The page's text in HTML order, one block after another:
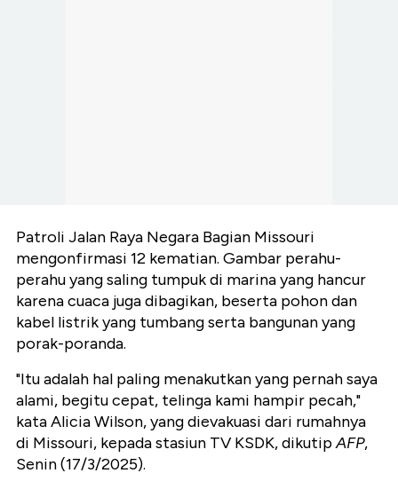
Patroli Jalan Raya Negara Bagian Missouri
mengonfirmasi 12 kematian. Gambar perahu-
perahu yang saling tumpuk di marina yang hancur
karena cuaca juga dibagikan, beserta pohon dan
kabel listrik yang tumbang serta bangunan yang
porak-poranda.
"Itu adalah hal paling menakutkan yang pernah saya
alami, begitu cepat, telinga kami hampir pecah,"
kata Alicia Wilson, yang dievakuasi dari rumahnya
di Missouri, kepada stasiun TV KSDK, dikutipAFP,
Senin (17/3/2025).